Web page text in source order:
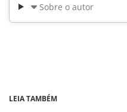
Sobre o autor
LEIA TAMBÉM